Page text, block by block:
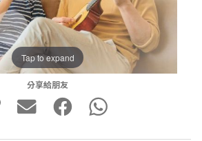
Tap to expand
分享給朋友